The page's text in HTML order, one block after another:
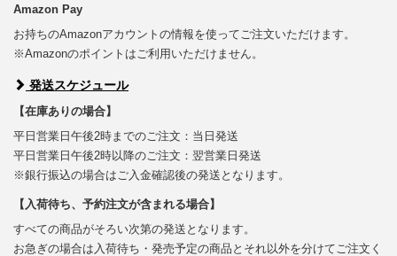
Amazon Pay
お持ちのAmazonアカウントの情報を使ってご注文いただけます。
※Amazonのポイントはご利用いただけません。
発送スケジュール
【在庫ありの場合】
平日営業日午後2時までのご注文：当日発送
平日営業日午後2時以降のご注文：翌営業日発送
※銀行振込の場合はご入金確認後の発送となります。
【入荷待ち、予約注文が含まれる場合】
すべての商品がそろい次第の発送となります。
お急ぎの場合は入荷待ち・発売予定の商品とそれ以外を分けてご注文く